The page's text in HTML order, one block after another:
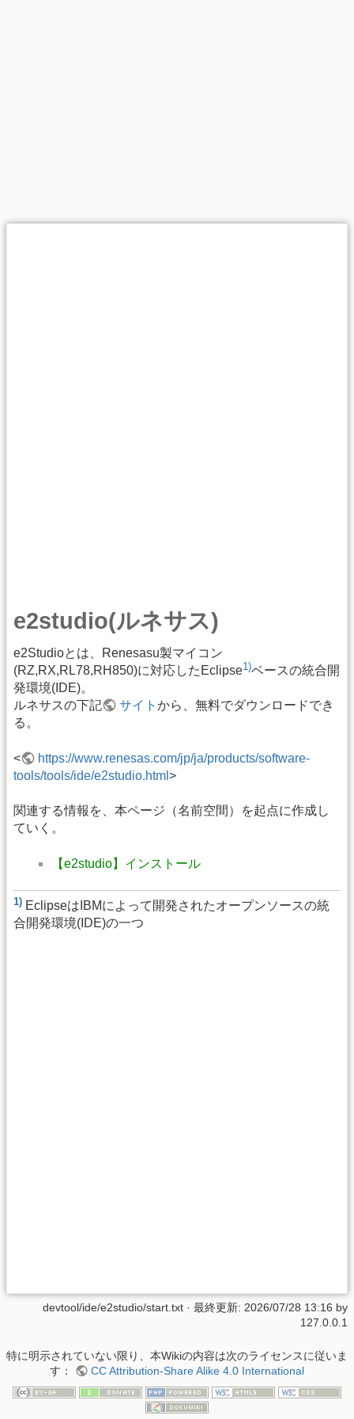
e2studio(ルネサス)
e2Studioとは、Renesasu製マイコン
(RZ,RX,RL78,RH850)に対応したEclipse1)ベースの統合開
発環境(IDE)。
ルネサスの下記
サイトから、無料でダウンロードでき
る。
<
https://www.renesas.com/jp/ja/products/software-
tools/tools/ide/e2studio.html >
関連する情報を、本ページ（名前空間）を起点に作成し
ていく。
【e2studio】インストール
1) EclipseはIBMによって開発されたオープンソースの統
合開発環境(IDE)の一つ
devtool/ide/e2studio/start.txt · 最終更新: 2026/07/28 13:16 by
127.0.0.1
特に明示されていない限り、本Wikiの内容は次のライセンスに従いま
す：
CC Attribution-Share Alike 4.0 International